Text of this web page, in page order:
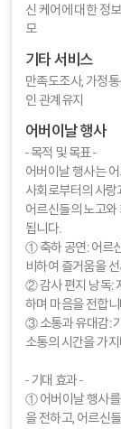
신 케어에 대한 정
모
기타 서비스
만족도조사, 가정
인 관계유지
어버이날 행사
- 목적 및 목표 -
어버이날 행사는
사회로부터의 사
어르신들의 노고와
됩니다.
① 축하 공연: 어르
비하여 즐거움을
② 감사 편지 낭독:
하며 마음을 전합
③ 소통과 유대감:
소통의 시간을 가
- 기대 효과 -
① 어버이날 행사를
을 전하고, 어르신